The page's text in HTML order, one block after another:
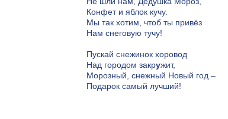
Конфет и яблок кучу.
Мы так хотим, чтоб ты привёз
Нам снеговую тучу!
Пускай снежинок хоровод
Над городом закружит,
Морозный, снежный Новый год –
Подарок самый лучший!